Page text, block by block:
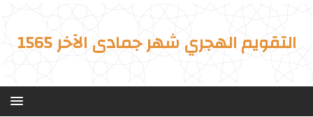
التقويم الهجري شهر جمادى الآخر 1565